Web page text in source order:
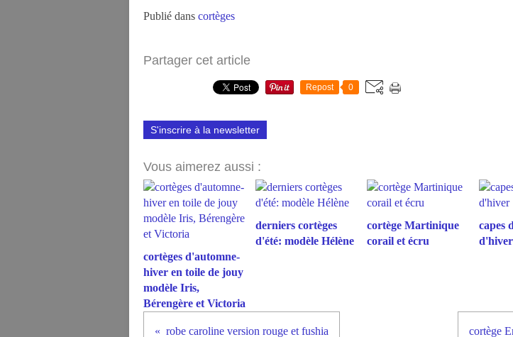
Publié dans cortèges
Partager cet article
Repost 0
S'inscrire à la newsletter
Vous aimerez aussi :
cortèges d'automne-
hiver en toile de jouy
modèle Iris,
Bérengère et Victoria
derniers cortèges
d'été: modèle Hélène
cortège Martinique
corail et écru
capes
d'hiver
robe caroline version rouge et fushia cortège